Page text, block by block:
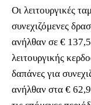
Οι λειτουργικές
συνεχιζόμενες
ανήλθαν σε € 137,5
λειτουργικής
δαπάνες για
ανήλθαν στα € 62,9